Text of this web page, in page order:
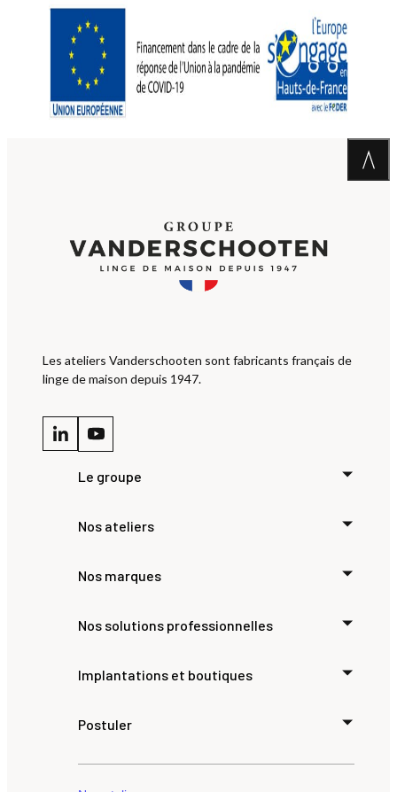
Les ateliers Vanderschooten sont fabricants français de
linge de maison depuis 1947.
Le groupe
Nos ateliers
Nos marques
Nos solutions professionnelles
Implantations et boutiques
Postuler